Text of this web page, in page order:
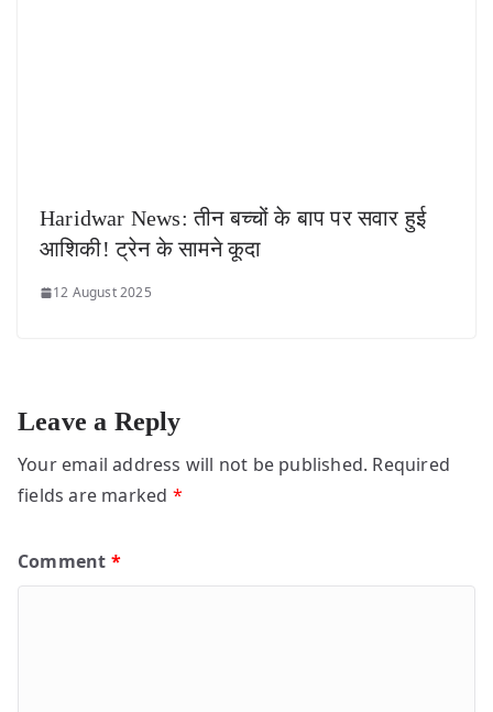
Haridwar News: तीन बच्चों के बाप पर सवार हुई
आशिकी! ट्रेन के सामने कूदा
12 August 2025
Leave a Reply
Your email address will not be published. Required
fields are marked *
Comment *